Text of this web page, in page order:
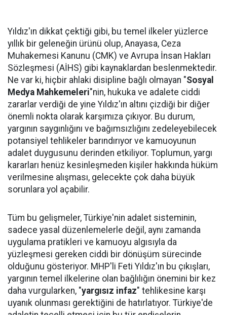
Yıldız'ın dikkat çektiği gibi, bu temel ilkeler yüzlerce
yıllık bir geleneğin ürünü olup, Anayasa, Ceza
Muhakemesi Kanunu (CMK) ve Avrupa İnsan Hakları
Sözleşmesi (AİHS) gibi kaynaklardan beslenmektedir.
Ne var ki, hiçbir ahlaki disipline bağlı olmayan "Sosyal
Medya Mahkemeleri"nin, hukuka ve adalete ciddi
zararlar verdiği de yine Yıldız'ın altını çizdiği bir diğer
önemli nokta olarak karşımıza çıkıyor. Bu durum,
yargının saygınlığını ve bağımsızlığını zedeleyebilecek
potansiyel tehlikeler barındırıyor ve kamuoyunun
adalet duygusunu derinden etkiliyor. Toplumun, yargı
kararları henüz kesinleşmeden kişiler hakkında hüküm
verilmesine alışması, gelecekte çok daha büyük
sorunlara yol açabilir.
Tüm bu gelişmeler, Türkiye'nin adalet sisteminin,
sadece yasal düzenlemelerle değil, aynı zamanda
uygulama pratikleri ve kamuoyu algısıyla da
yüzleşmesi gereken ciddi bir dönüşüm sürecinde
olduğunu gösteriyor. MHP'li Feti Yıldız'ın bu çıkışları,
yargının temel ilkelerine olan bağlılığın önemini bir kez
daha vurgularken, "yargısız infaz" tehlikesine karşı
uyanık olunması gerektiğini de hatırlatıyor. Türkiye'de